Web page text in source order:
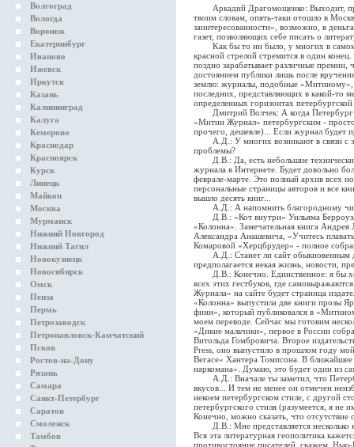
Волгоград
Вологда
Воронеж
Екатеринбург
Иваново
Ижевск
Иркутск
Казань
Калининград
Калуга
Кемерово
Краснодар
Красноярск
Курск
Липецк
Майкоп
Москва
Мурманск
Нижний Новгород
Нижний Тагил
Новокузнецк
Новосибирск
Омск
Пенза
Пермь
Петрозаводск
Петропавловск-Камчатский
Псков
Ростов-на-Дону
Рязань
Самара
Санкт-Петербург
Саратов
Смоленск
Тамбов
Аркадий Драгомощенко: Выходит,
твоим словам, опять-таки отошло в
заинтересованности», возможно, в
газет, позволяющих себе писать о
Kак бы то ни было, у многих в самом
красной стрелой стремится в один
поздно зарабатывает различные премии,
достоянием публики лишь после
землю: журналы, подобные
последних, представляющих в какой-то
определенных горизонтах
Дмитрий Волчек: А когда Петербург
«Митин Журнал» петербургским -
прочего, дешевле)... Если журнал будет
А.Д.: У многих возникают в связи с
проблемы?
Д.В.: Да, есть небольшие
журнала в Интернете. Будет довольно
феврале-марте. Это полный архив всех
персональные страницы авторов и все
вышло десять книг...
А.Д.: А напомнить благородному
Д.В.: «Кот внутри« Уильяма Берроуза
«Колонна». Замечательная книга
Александра Анашевича, «Учитесь
Комаровой «Херцбрудер» - полное
А.Д.: Станет ли сайт обыкновенным
предполагается некая жизнь, новости,
Д.В.: Конечно. Единственное: я бы
всех этих гестбуков, где
Журнала» на сайте будет страница
«Колонна» выпустила две книги прозы
финн», который публиковался в
моем переводе. Сейчас мы готовим
«Дикие мальчики», первое в России
Витольда Гомбровича. Второе
Press, оно выпустило в прошлом году
Вегасе« Хантера Томпсона. В
наркомана». Думаю, это будет один из
А.Д.: Вначале ты заметил, что
вкусов... И тем не менее он отмечен
некоем петербургском стиле, с другой
петербургского стиля (разумеется, я не
Конечно, можно сказать, что отсутствие
Д.В.: Мне представляется несколько
Вся эта литературная геополитика
противостояние писателей, скажем,